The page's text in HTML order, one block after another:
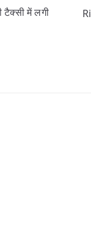
में लगी